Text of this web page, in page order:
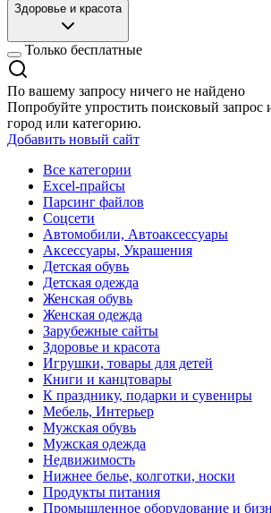
Здоровье и красота
Только бесплатные
По вашему запросу ничего не найдено
Попробуйте упростить поисковый запрос
город или категорию.
Добавить новый сайт
Все категории
Excel-прайсы
Парсинг файлов
Соцсети
Автомобили, Автоаксессуары
Аксессуары, Украшения
Детская обувь
Детская одежда
Женская обувь
Женская одежда
Зарубежные сайты
Здоровье и красота
Игрушки, товары для детей
Книги и канцтовары
К празднику, подарки и сувениры
Мебель, Интерьер
Мужская обувь
Мужская одежда
Недвижимость
Нижнее белье, колготки, носки
Продукты питания
Промышленное оборудование и